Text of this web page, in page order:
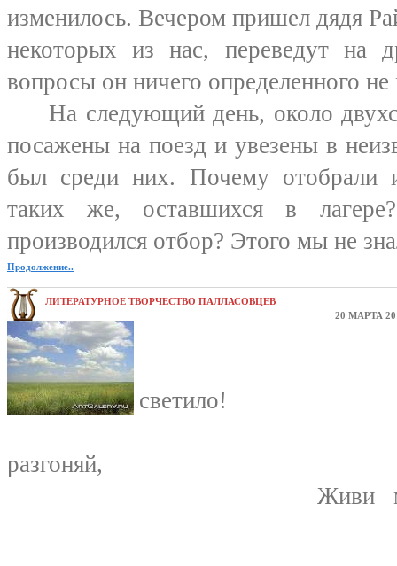
изменилось. Вечером пришел дядя
некоторых из нас, переведут на
вопросы он ничего определенного не
На следующий день, около
посажены на поезд и увезены в
был среди них. Почему отобрали
таких же, оставшихся в
производился отбор? Этого мы не
Продолжение..
ЛИТЕРАТУРНОЕ ТВОРЧЕСТВО ПАЛЛАСОВЦЕВ
20 МАРТА
светило!
разгоняй,
Живи меня